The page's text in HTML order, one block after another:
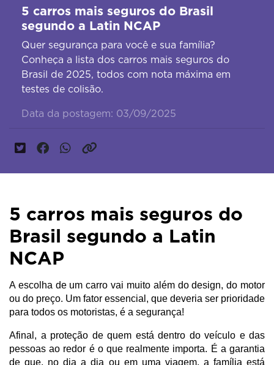
5 carros mais seguros do Brasil
segundo a Latin NCAP
Quer segurança para você e sua família?
Conheça a lista dos carros mais seguros do
Brasil de 2025, todos com nota máxima em
testes de colisão.
Data da postagem: 03/09/2025
5 carros mais seguros do
Brasil segundo a Latin
NCAP
A escolha de um carro vai muito além do design, do motor
ou do preço. Um fator essencial, que deveria ser prioridade
para todos os motoristas, é a segurança!
Afinal, a proteção de quem está dentro do veículo e das
pessoas ao redor é o que realmente importa. É a garantia
de que, no dia a dia ou em uma viagem, a família está